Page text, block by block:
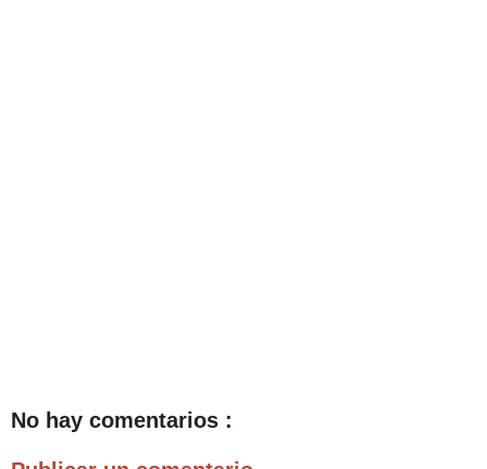
No hay comentarios :